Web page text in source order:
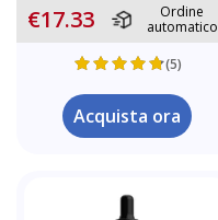
€17.33
Ordine
automatico
(5)
Acquista ora